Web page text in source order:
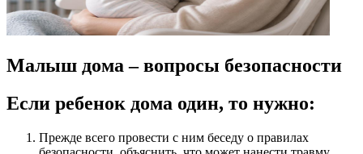
Малыш дома – вопросы безопасности
Если ребенок дома один, то нужно:
Прежде всего провести с ним беседу о правилах